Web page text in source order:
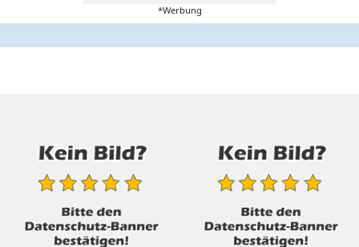
*Werbung